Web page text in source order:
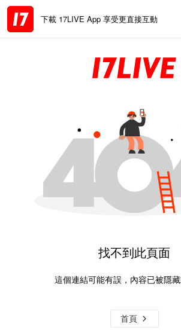
下載 17LIVE App 享受更直接互動
找不到此頁面
這個連結可能有誤，內容已被隱藏
首頁